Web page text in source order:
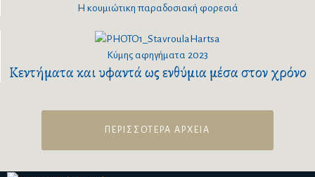
Η κουμιώτικη παραδοσιακή φορεσιά
Κύμης αφηγήματα 2023
Κεντήματα και υφαντά ως ενθύμια μέσα στον χρόνο
ΠΕΡΙΣΣΟΤΕΡΑ ΑΡΧΕΙΑ